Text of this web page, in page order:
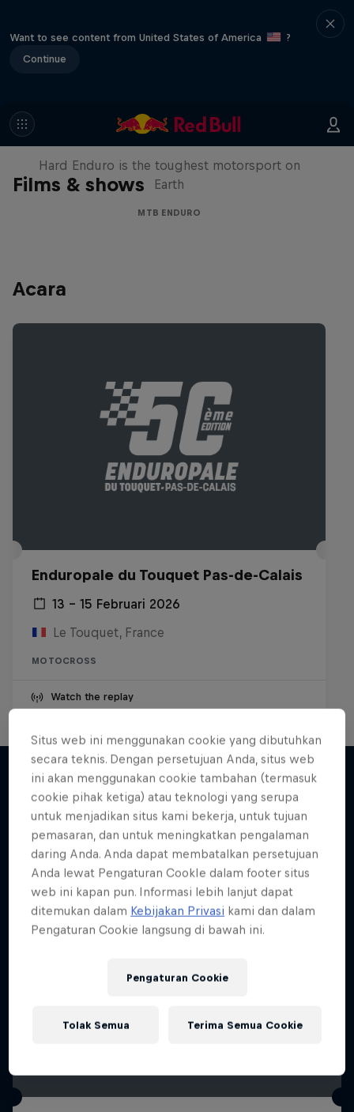
Want to see content from United States of America
?
Continue
Films & shows
Hard Enduro 2025: The Hardest
Season Yet?
Hard Enduro is the toughest motorsport on
Earth
MTB ENDURO
Acara
Enduropale du Touquet Pas-de-Calais
13 – 15 Februari 2026
Le Touquet, France
MOTOCROSS
Watch the replay
Lebih banyak seperti ini
Situs web ini menggunakan cookie yang dibutuhkan
secara teknis. Dengan persetujuan Anda, situs web
ini akan menggunakan cookie tambahan (termasuk
cookie pihak ketiga) atau teknologi yang serupa
untuk menjadikan situs kami bekerja, untuk tujuan
pemasaran, dan untuk meningkatkan pengalaman
daring Anda. Anda dapat membatalkan persetujuan
Anda lewat Pengaturan CookIe dalam footer situs
web ini kapan pun. Informasi lebih lanjut dapat
ditemukan dalam Kebijakan Privasi kami dan dalam
Pengaturan Cookie langsung di bawah ini.
Pengaturan Cookie
Tolak Semua Terima Semua Cookie